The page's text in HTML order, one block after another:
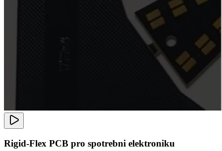
Rigid-Flex PCB pro spotrebni elektroniku